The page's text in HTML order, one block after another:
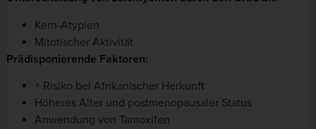
Kern-Atypien
Mitotischer Aktivität
Prädisponierende Faktoren:
↑ Risiko bei Afrikanischer Herkunft
Höheres Alter und postmenopausaler Status
Anwendung von Tamoxifen